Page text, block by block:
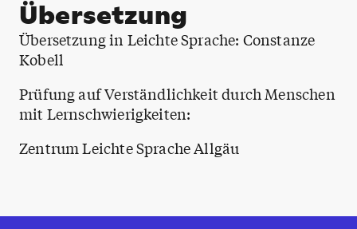
Übersetzung
Übersetzung in Leichte Sprache: Constanze
Kobell
Prüfung auf Verständlichkeit durch Menschen
mit Lernschwierigkeiten:
Zentrum Leichte Sprache Allgäu